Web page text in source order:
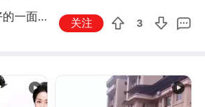
一面展
关注 3